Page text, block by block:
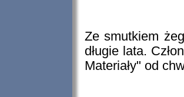
Ze smutkiem
długie lata.
Materiały" od